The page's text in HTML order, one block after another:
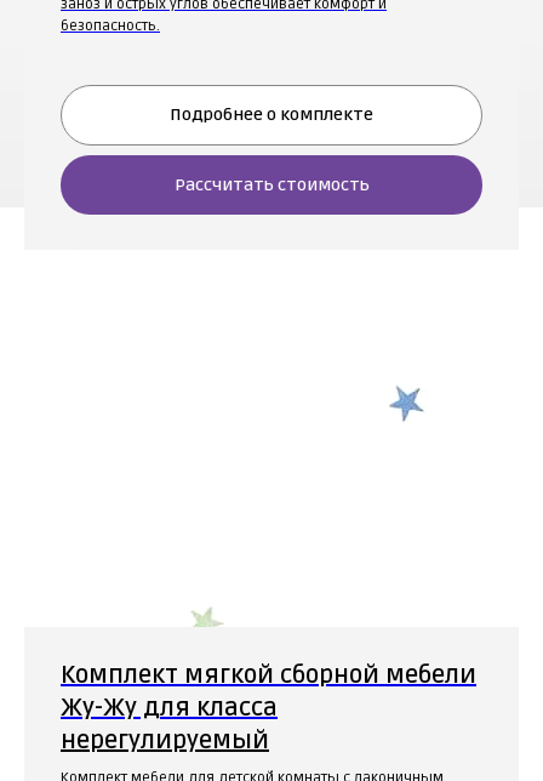
заноз и острых углов обеспечивает комфорт и
безопасность.
Подробнее о комплекте
Рассчитать стоимость
Комплект мягкой сборной мебели
Жу-Жу для класса
нерегулируемый